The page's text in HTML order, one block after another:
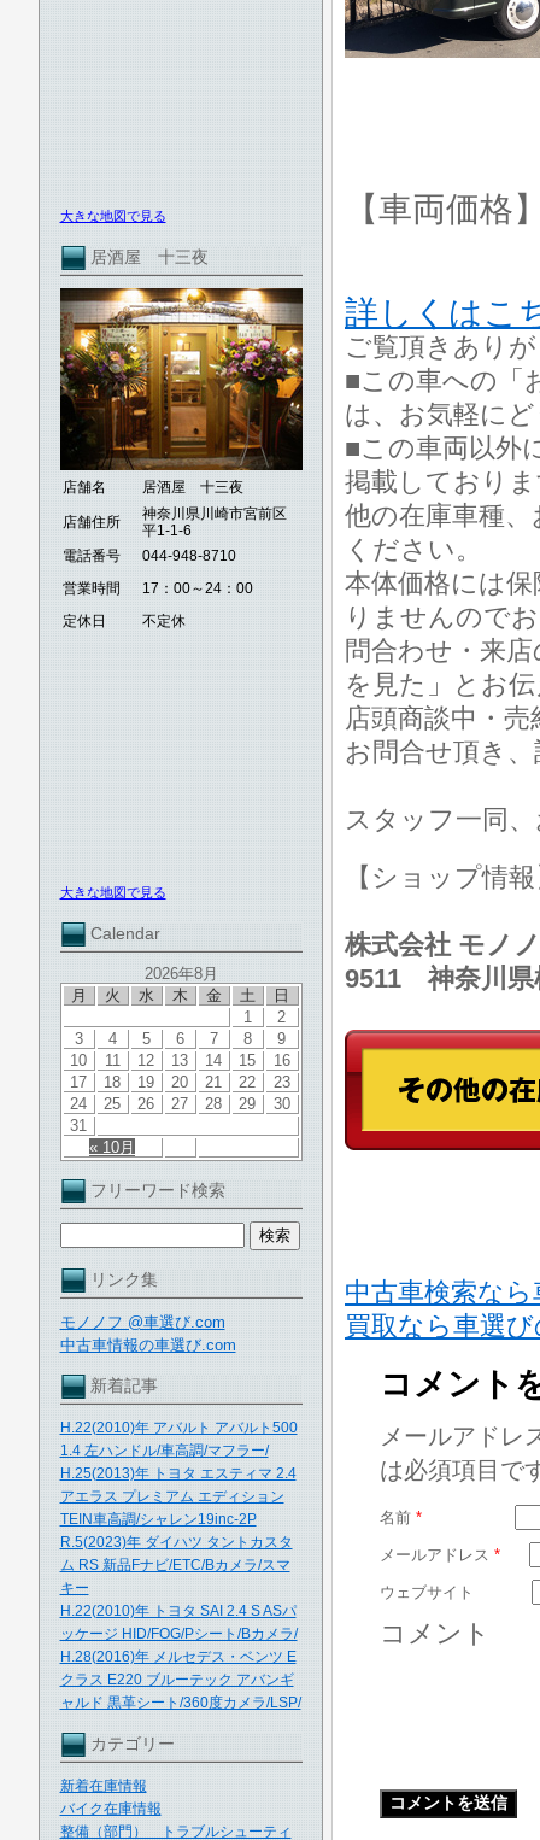
大きな地図で見る
居酒屋 十三夜
店舗名 居酒屋 十三夜
店舗住所
神奈川県川崎市宮前区
平1-1-6
電話番号
044-948-8710
営業時間
17：00～24：00
定休日
不定休
大きな地図で見る
Calendar
2026年8月
月
火 水 木 金 土 日
« 10月
1
2
3
4 5 6 7 8
9
10
11 12 13 14 15
16
17
18 19 20 21 22
23
24
25 26 27 28 29
30
31
フリーワード検索
リンク集
モノノフ @車選び.com
中古車情報の車選び.com
新着記事
H.22(2010)年 アバルト アバルト500
1.4 左ハンドル/車高調/マフラー/
H.25(2013)年 トヨタ エスティマ 2.4
アエラス プレミアム エディション
TEIN車高調/シャレン19inc-2P
R.5(2023)年 ダイハツ タントカスタ
ム RS 新品Fナビ/ETC/Bカメラ/スマ
キー
H.22(2010)年 トヨタ SAI 2.4 S ASパ
ッケージ HID/FOG/Pシート/Bカメラ/
H.28(2016)年 メルセデス・ベンツ E
クラス E220 ブルーテック アバンギ
ャルド 黒革シート/360度カメラ/LSP/
カテゴリー
新着在庫情報
バイク在庫情報
整備（部門） トラブルシューティ
【車両価格
詳しくはこ
ご覧頂きあり
■この車への「
は、お気軽に
■この車両以外
掲載しており
他の在庫車種
ください。
本体価格には
りませんので
問合わせ・来
を見た」とお
店頭商談中・
お問合せ頂き
スタッフ一同
【ショップ情
株式会社 モノ
9511 神奈川県
中古車検索な
買取なら車選
コメント
メールアドレ
は必須項目で
名前 *
メールアドレス *
ウェブサイト
コメント